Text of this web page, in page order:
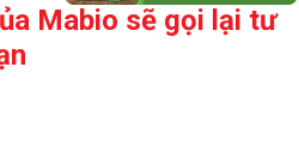
Mabio sẽ gọi lại tư